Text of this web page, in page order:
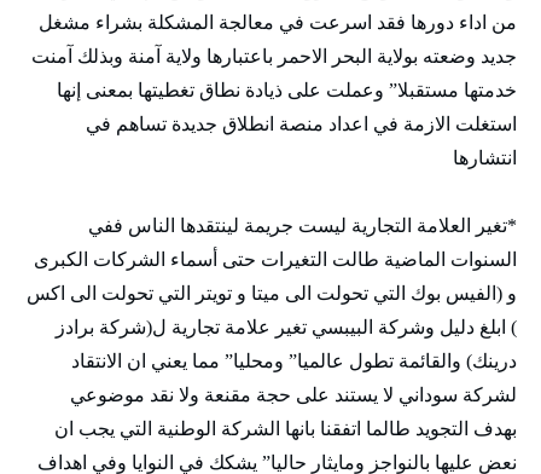
من اداء دورها فقد اسرعت في معالجة المشكلة بشراء مشغل
جديد وضعته بولاية البحر الاحمر باعتبارها ولاية آمنة وبذلك آمنت
خدمتها مستقبلا” وعملت على ذيادة نطاق تغطيتها بمعنى إنها
استغلت الازمة في اعداد منصة انطلاق جديدة تساهم في
انتشارها
*تغير العلامة التجارية ليست جريمة لينتقدها الناس ففي
السنوات الماضية طالت التغيرات حتى أسماء الشركات الكبرى
و (الفيس بوك التي تحولت الى ميتا و تويتر التي تحولت الى اكس
) ابلغ دليل وشركة البيبسي تغير علامة تجارية ل(شركة برادز
درينك) والقائمة تطول عالميا” ومحليا” مما يعني ان الانتقاد
لشركة سوداني لا يستند على حجة مقنعة ولا نقد موضوعي
بهدف التجويد طالما اتفقنا بانها الشركة الوطنية التي يجب ان
نعض عليها بالنواجز ومايثار حاليا” يشكك في النوايا وفي اهداف